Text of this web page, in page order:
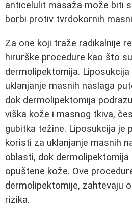
anticelulit masaža može biti
borbi protiv tvrdokornih
Za one koji traže radikalnije
hirurške procedure kao što su
dermolipektomija.
uklanjanje masnih naslaga
dok dermolipektomija
viška kože i masnog tkiva,
gubitka težine. Liposukcija je
koristi za uklanjanje masnih
oblasti, dok dermolipektomija
opuštene kože. Ove
dermolipektomije, zahtevaju
rizika.